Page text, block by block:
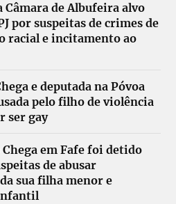
Câmara de Albufeira alvo
por suspeitas de crimes de
racial e incitamento ao
e deputada na Póvoa
pelo filho de violência
ser gay
em Fafe foi detido
de abusar
sua filha menor e